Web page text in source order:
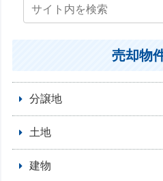
売却物
分譲地
土地
建物